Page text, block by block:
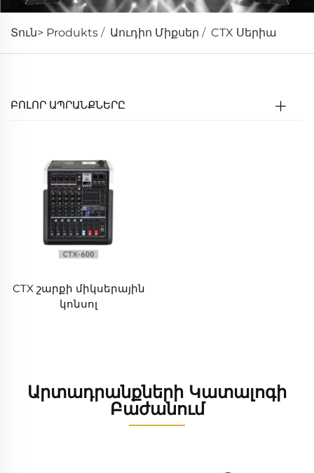
Տուն> Produkts / Աուդիո Միքսեր / CTX Սերիա
ԲՈԼՈՐ ԱՊՐԱՆՔՆԵՐԸ
CTX շարքի միկսերային
կոնսոլ
Արտադրանքների Կատալոգի
Բաժանում